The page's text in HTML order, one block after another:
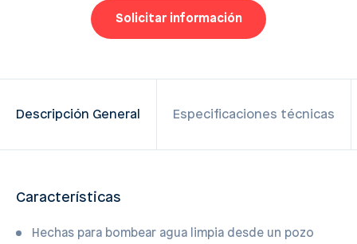
Solicitar información
Descripción General Especificaciones técnicas
Características
Hechas para bombear agua limpia desde un pozo